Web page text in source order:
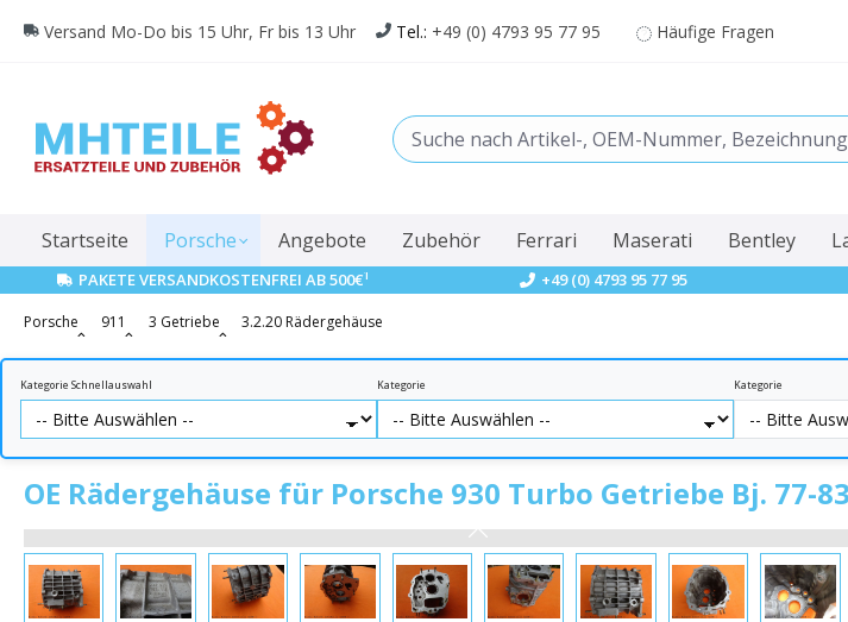
Zur Hauptnavigation springen
Versand Mo-Do bis 15 Uhr, Fr bis 13 Uhr Tel.: +49 (0) 4793 95 77 95 Häufige Fragen
Startseite Porsche Angebote Zubehör Ferrari Maserati Bentley
PAKETE VERSANDKOSTENFREI AB 500€1 +49 (0) 4793 95 77 95
Porsche 911 3 Getriebe 3.2.20 Rädergehäuse
Kategorie Schnellauswahl Kategorie Kategorie
OE Rädergehäuse für Porsche 930 Turbo Getriebe Bj. 77-